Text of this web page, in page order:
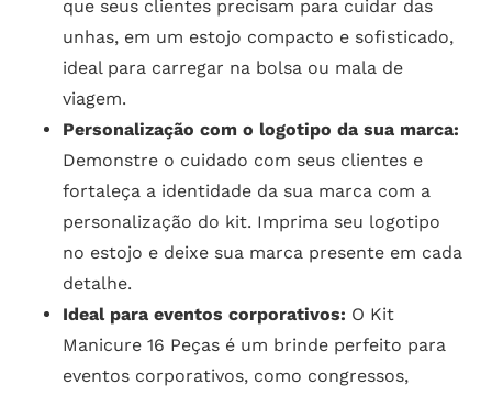
que seus clientes precisam para cuidar das
unhas, em um estojo compacto e sofisticado,
ideal para carregar na bolsa ou mala de
viagem.
Personalização com o logotipo da sua marca:
Demonstre o cuidado com seus clientes e
fortaleça a identidade da sua marca com a
personalização do kit. Imprima seu logotipo
no estojo e deixe sua marca presente em cada
detalhe.
Ideal para eventos corporativos: O Kit
Manicure 16 Peças é um brinde perfeito para
eventos corporativos, como congressos,